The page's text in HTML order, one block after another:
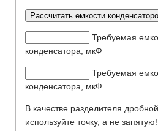
Требуемая
конденсатора, мкФ
Требуемая
конденсатора, мкФ
В качестве разделителя
используйте точку, а не запятую!